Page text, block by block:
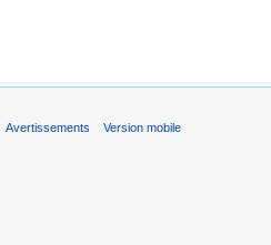
Avertissements Version mobile